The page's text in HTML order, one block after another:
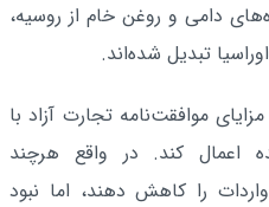
دامی و روغن خام از روسیه،
تبدیل شده‌اند.
موافقت‌نامه تجارت آزاد با
اعمال کند. در واقع هرچند
را کاهش دهند، اما نبود